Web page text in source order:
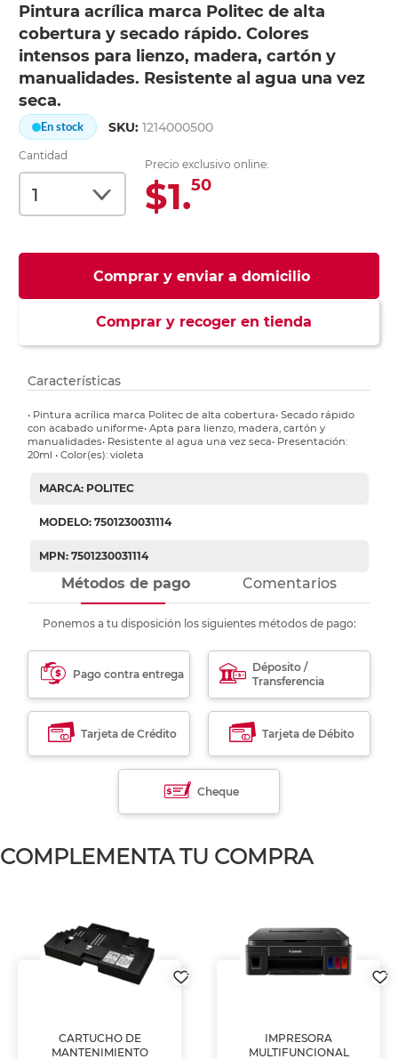
Pintura acrílica marca Politec de alta
cobertura y secado rápido. Colores
intensos para lienzo, madera, cartón y
manualidades. Resistente al agua una vez
seca.
En stock SKU:1214000500
Cantidad
Precio exclusivo online:
$1.50
Comprar y enviar a domicilio
Comprar y recoger en tienda
Características
• Pintura acrílica marca Politec de alta cobertura• Secado rápido
con acabado uniforme• Apta para lienzo, madera, cartón y
manualidades• Resistente al agua una vez seca• Presentación:
20ml • Color(es): violeta
MARCA: POLITEC
MODELO: 7501230031114
MPN: 7501230031114
Métodos de pago Comentarios
Ponemos a tu disposición los siguientes métodos de pago:
Pago contra entrega
Déposito /
Transferencia
Tarjeta de Crédito Tarjeta de Débito
Cheque
COMPLEMENTA TU COMPRA
CARTUCHO DE
MANTENIMIENTO
IMPRESORA
MULTIFUNCIONAL